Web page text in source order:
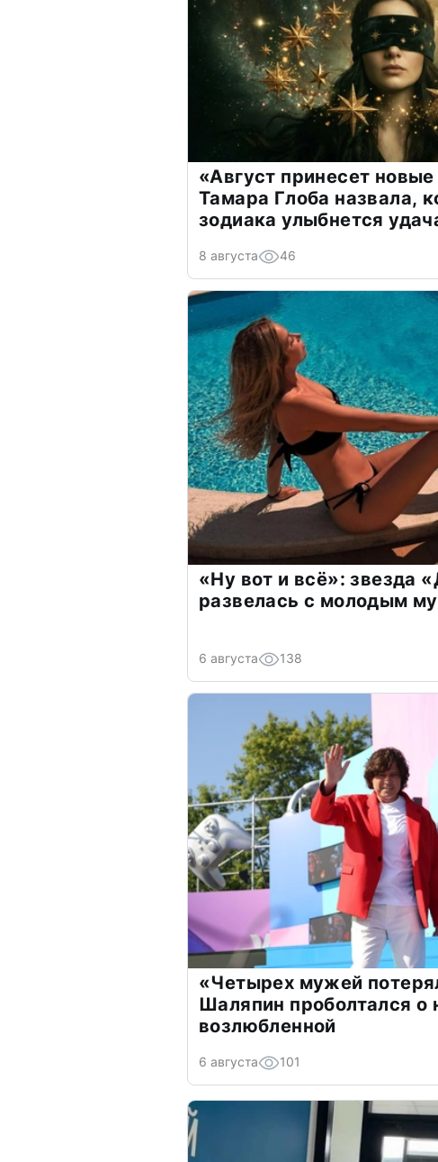
«Август принесет
Тамара Глоба назвала,
зодиака улыбнется
8 августа 46
«Ну вот и всё»: звезда
развелась с молодым
6 августа 138
«Четырех мужей
Шаляпин проболтался о
возлюбленной
6 августа 101